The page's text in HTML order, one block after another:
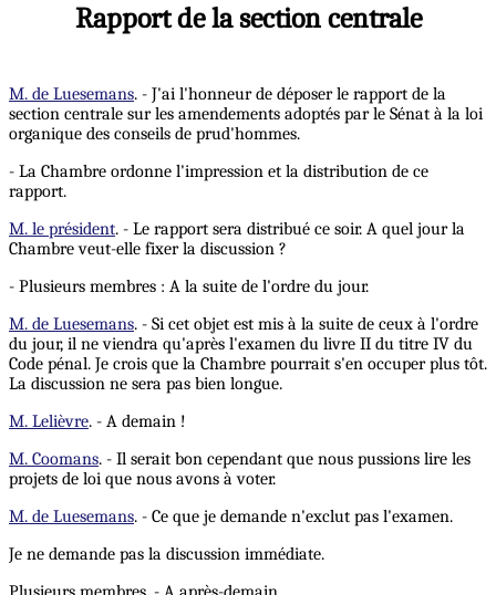
Rapport de la section centrale
M. de Luesemans. - J'ai l'honneur de déposer le rapport de la
section centrale sur les amendements adoptés par le Sénat à la loi
organique des conseils de prud'hommes.
- La Chambre ordonne l'impression et la distribution de ce
rapport.
M. le président. - Le rapport sera distribué ce soir. A quel jour la
Chambre veut-elle fixer la discussion ?
- Plusieurs membres : A la suite de l'ordre du jour.
M. de Luesemans. - Si cet objet est mis à la suite de ceux à l'ordre
du jour, il ne viendra qu'après l'examen du livre II du titre IV du
Code pénal. Je crois que la Chambre pourrait s'en occuper plus tôt.
La discussion ne sera pas bien longue.
M. Lelièvre. - A demain !
M. Coomans. - Il serait bon cependant que nous pussions lire les
projets de loi que nous avons à voter.
M. de Luesemans. - Ce que je demande n'exclut pas l'examen.
Je ne demande pas la discussion immédiate.